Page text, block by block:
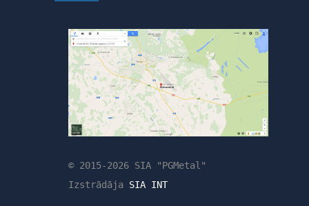
© 2015-2026 SIA "PGMetal"
Izstrādāja SIA INT